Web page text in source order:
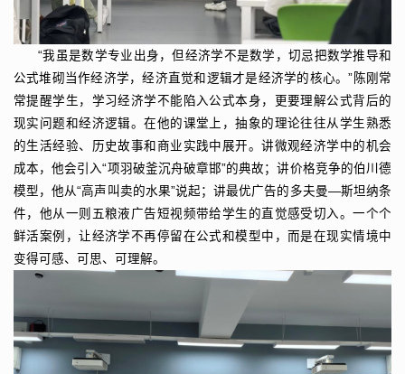
“我虽是数学专业出身，但经济学不是数学，切忌把数学推导和
公式堆砌当作经济学，经济直觉和逻辑才是经济学的核心。”陈刚常
常提醒学生，学习经济学不能陷入公式本身，更要理解公式背后的
现实问题和经济逻辑。在他的课堂上，抽象的理论往往从学生熟悉
的生活经验、历史故事和商业实践中展开。讲微观经济学中的机会
成本，他会引入“项羽破釜沉舟破章邯”的典故；讲价格竞争的伯川德
模型，他从“高声叫卖的水果”说起；讲最优广告的多夫曼—斯坦纳条
件，他从一则五粮液广告短视频带给学生的直觉感受切入。一个个
鲜活案例，让经济学不再停留在公式和模型中，而是在现实情境中
变得可感、可思、可理解。